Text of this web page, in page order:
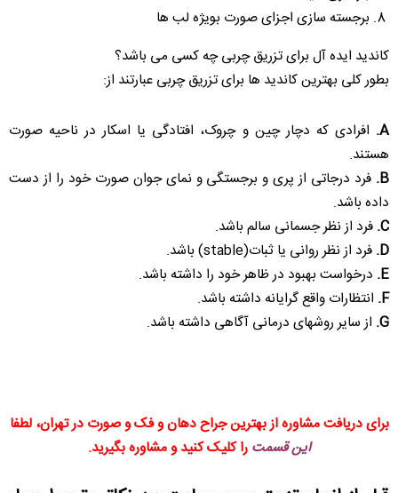
برجسته سازی اجزای صورت بویژه لب ها
کاندید ایده آل برای تزریق چربی چه کسی می باشد؟
بطور کلی بهترین کاندید ها برای تزریق چربی عبارتند از:
A. افرادی که دچار چین و چروک، افتادگی یا اسکار در ناحیه صورت
هستند.
B. فرد درجاتی از پری و برجستگی و نمای جوان صورت خود را از دست
داده باشد.
C. فرد از نظر جسمانی سالم باشد.
D. فرد از نظر روانی یا ثبات(stable) باشد.
E. درخواست بهبود در ظاهر خود را داشته باشد.
F. انتظارات واقع گرایانه داشته باشد.
G. از سایر روشهای درمانی آگاهی داشته باشد.
برای دریافت مشاوره از بهترین جراح دهان و فک و صورت در تهران، لطفا
این قسمت را کلیک کنید و مشاوره بگیرید.